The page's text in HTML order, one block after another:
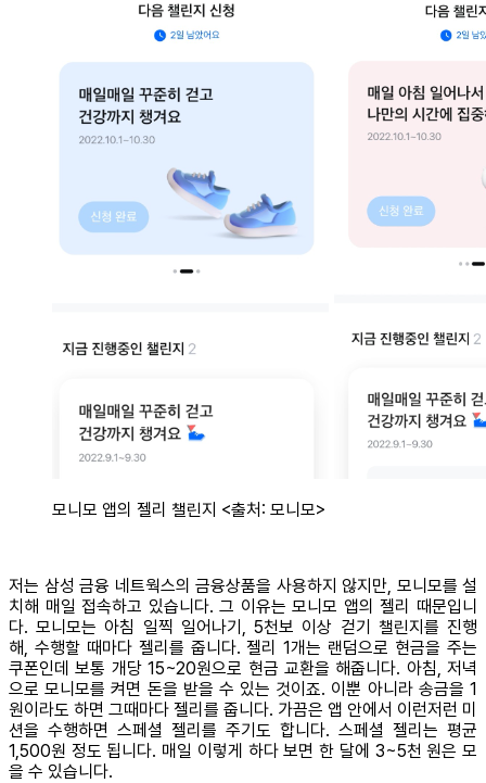
모니모 앱의 젤리 챌린지 <출처: 모니모>
저는 삼성 금융 네트웍스의 금융상품을 사용하지 않지만, 모니모를 설
치해 매일 접속하고 있습니다. 그 이유는 모니모 앱의 젤리 때문입니
다. 모니모는 아침 일찍 일어나기, 5천보 이상 걷기 챌린지를 진행
해, 수행할 때마다 젤리를 줍니다. 젤리 1개는 랜덤으로 현금을 주는
쿠폰인데 보통 개당 15~20원으로 현금 교환을 해줍니다. 아침, 저녁
으로 모니모를 켜면 돈을 받을 수 있는 것이죠. 이뿐 아니라 송금을 1
원이라도 하면 그때마다 젤리를 줍니다. 가끔은 앱 안에서 이런저런 미
션을 수행하면 스페셜 젤리를 주기도 합니다. 스페셜 젤리는 평균
1,500원 정도 됩니다. 매일 이렇게 하다 보면 한 달에 3~5천 원은 모
을 수 있습니다.